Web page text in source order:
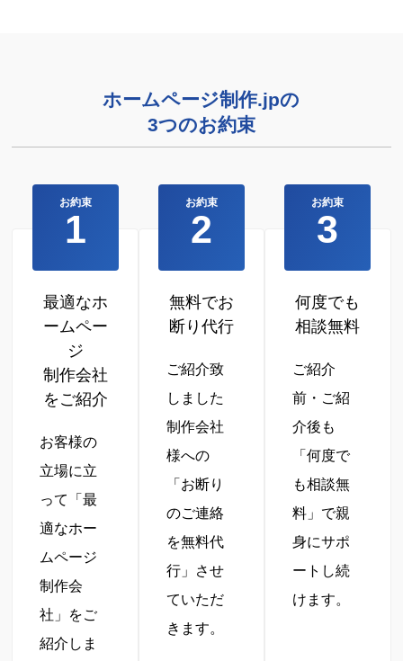
ホームページ制作.jpの
3つのお約束
お約束
1
最適なホ
ームペー
ジ
制作会社
をご紹介
お客様の
立場に立
って「最
適なホー
ムページ
制作会
社」をご
紹介しま
お約束
2
無料でお
断り代行
ご紹介致
しました
制作会社
様への
「お断り
のご連絡
を無料代
行」させ
ていただ
きます。
お約束
3
何度でも
相談無料
ご紹介
前・ご紹
介後も
「何度で
も相談無
料」で親
身にサポ
ートし続
けます。